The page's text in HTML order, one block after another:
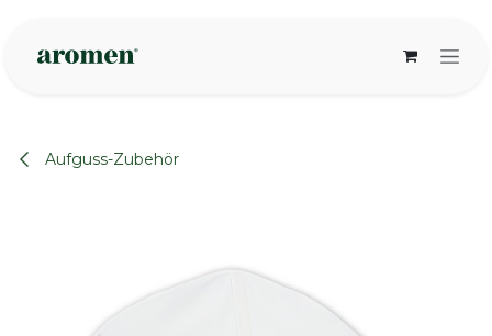
Aufguss-Zubehör